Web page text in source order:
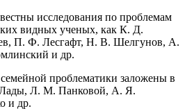
исследования по проблемам
видных ученых, как К. Д.
П. Ф. Лесгафт, Н. В. Шелгунов, А.
и др.
проблематики заложены в
Лады, Л. М. Панковой, А. Я.
и др.